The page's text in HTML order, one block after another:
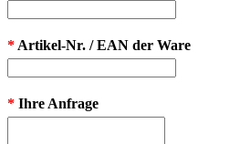
* Artikel-Nr. / EAN der Ware
* Ihre Anfrage